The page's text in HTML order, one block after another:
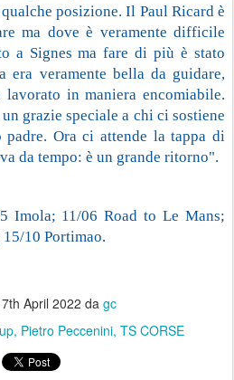
posizione. Il Paul Ricard è
ma dove è veramente difficile
a Signes ma fare di più è stato
era veramente bella da guidare,
lavorato in maniera encomiabile.
grazie speciale a chi ci sostiene
Ora ci attende la tappa di
da tempo: è un grande ritorno".
Imola; 11/06 Road to Le Mans;
10 Portimao.
April 2022 da gc
Pietro Peccenini TS CORSE